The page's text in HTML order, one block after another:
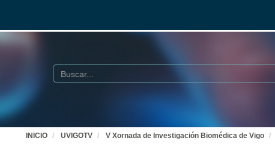
Buscar
INICIO UVIGOTV V Xornada de Investigación Biomédica de Vigo